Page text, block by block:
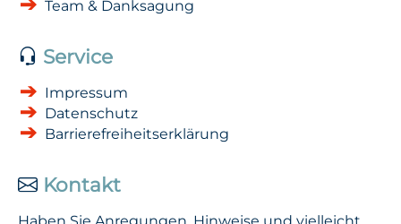
Team & Danksagung
Service
Impressum
Datenschutz
Barrierefreiheitserklärung
Kontakt